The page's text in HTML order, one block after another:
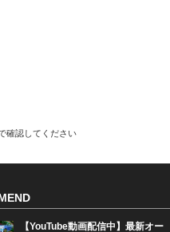
確認してください
【YouTube動画配信中】最新オー